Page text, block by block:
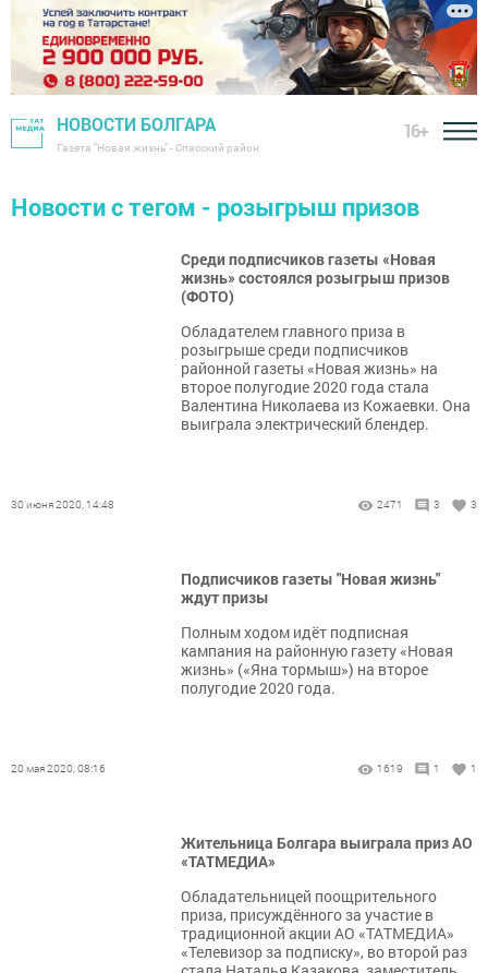
НОВОСТИ БОЛГАРА
Газета "Новая жизнь" - Спасский район
16+
Новости с тегом - розыгрыш призов
Среди подписчиков газеты «Новая
жизнь» состоялся розыгрыш призов
(ФОТО)
Обладателем главного приза в
розыгрыше среди подписчиков
районной газеты «Новая жизнь» на
второе полугодие 2020 года стала
Валентина Николаева из Кожаевки. Она
выиграла электрический блендер.
30 июня 2020, 14:48 2471 3 3
Подписчиков газеты "Новая жизнь"
ждут призы
Полным ходом идёт подписная
кампания на районную газету «Новая
жизнь» («Яна тормыш») на второе
полугодие 2020 года.
20 мая 2020, 08:16 1619 1 1
Жительница Болгара выиграла приз АО
«ТАТМЕДИА»
​​​​​​​Обладательницей поощрительного
приза, присуждённого за участие в
традиционной акции АО «ТАТМЕДИА»
«Телевизор за подписку», во второй раз